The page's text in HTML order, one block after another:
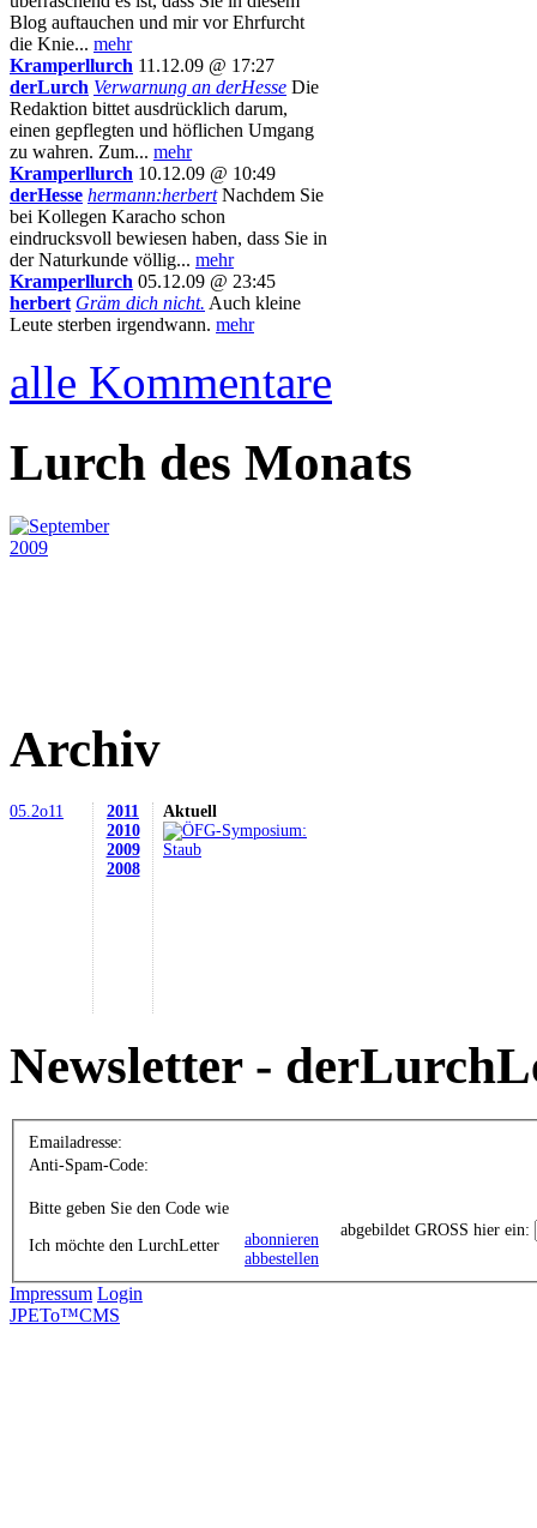
Blog auftauchen und mir vor Ehrfurcht
die Knie... mehr
Kramperllurch 11.12.09 @ 17:27
derLurch Verwarnung an derHesse Die
Redaktion bittet ausdrücklich darum,
einen gepflegten und höflichen Umgang
zu wahren. Zum... mehr
Kramperllurch 10.12.09 @ 10:49
derHesse hermann:herbertNachdem Sie
bei Kollegen Karacho schon
eindrucksvoll bewiesen haben, dass Sie in
der Naturkunde völlig... mehr
Kramperllurch 05.12.09 @ 23:45
herbert Gräm dich nicht. Auch kleine
Leute sterben irgendwann. mehr
alle Kommentare
Lurch des Monats
Archiv
05.2o11
2011
2010
2009
2008
Aktuell
Newsletter -
Emailadresse:
Anti-Spam-Code:
Bitte geben Sie den Code wie
abgebildet GROSS hier ein:
Ich möchte den LurchLetter
abonnieren
abbestellen
Impressum Login
JPETo™CMS